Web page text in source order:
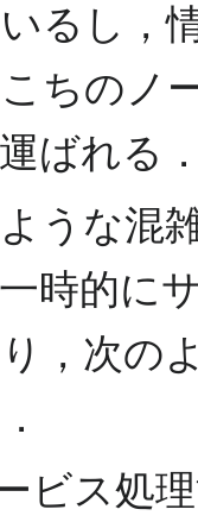
るし，
ちのノ
ばれる
うな混
時的に
，次の
ス処理